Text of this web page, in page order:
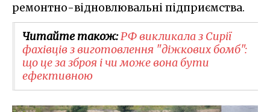
ремонтно-відновлювальні підприємства.
Читайте також:РФ викликала з Сирії
фахівців з виготовлення "діжкових бомб":
що це за зброя і чи може вона бути
ефективною